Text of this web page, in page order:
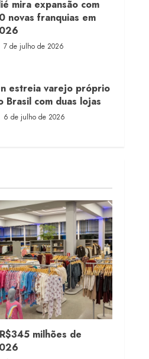
mira expansão com
novas franquias em
7 de julho de 2026
estreia varejo próprio
Brasil com duas lojas
6 de julho de 2026
milhões de